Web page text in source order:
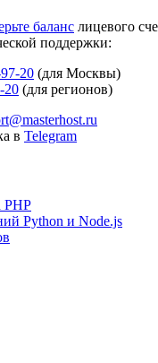
баланс лицевого
поддержки:
20 (для Москвы)
20 (для регионов)
в Telegram
PHP
Python и Node.js